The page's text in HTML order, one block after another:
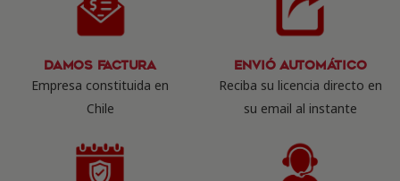
Damos Factura
Empresa constituida en
Chile
Envió Automático
Reciba su licencia directo en
su email al instante